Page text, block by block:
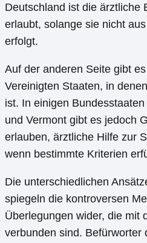
Deutschland ist die ärztliche
erlaubt, solange sie nicht
erfolgt.
Auf der anderen Seite gibt
Vereinigten Staaten, in
ist. In einigen
und Vermont gibt es jedoch
erlauben, ärztliche Hilfe zur
wenn bestimmte Kriterien
Die unterschiedlichen
spiegeln die kontroversen
Überlegungen wider, die mit
verbunden sind. Befürworter